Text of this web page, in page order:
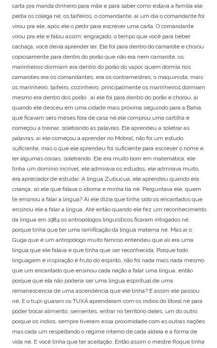
carta pra manda dinheiro para mãe e para saber como estava a família ele
pedia os colega né, os taifeiros, o comandante, ai um dia o comandante foi
virou pra ele, após ele o pedir para escrever uma carta. O comandante
virou pra ele e falou assim: engraçado, o tempo que você para beber
cachaça, você devia aprender ler. Ele foi para dentro do camarote e chorou
copiosamente para dentro do porão que não era nem camarote, os
marinheiros dormiam era dentro do porão do vapor, quem dormia nos
camarotes era os comandantes, era os contramestres, o maquinista, mais
os marinheiro, taifeiro, cozinheiro, principalmente os marinheiros dormiam
mesmo era dentro dos porão . ai ele foi para dentro do porão e chorou, ai
quando ele desceu em uma cidade mais próxima seguindo para a Bahia,
que ficavam seis meses fora de casa né,ele comprou uma cartilha e
começou a treinar, soletrando as palavras. Ele aprendeu a soletrar as
palavras, ai ele começou a aprender no Mobral, não foi um estudo
suficiente, mas o que ele aprendeu foi suficiente para escrever o nome e
ler algumas coisas, soletrando. Ele era muito bom em matemática, ele
tinha um domínio incrível, ele admirava os estudos, ele admirava muito,
era apreciador de estudar. A língua Zubucuá, ele aprendeu quando era
criança, só ele que falava o idioma e minha tia né. Perguntava ele, quem
te ensinou a falar a língua? Ai ele dizia que tinha sido os encantados que
ensinou ele a falar a língua. Até então quando ele fez um reconhecimento
da língua em 1984 os antropólogos linguísticos ficaram intrigados né,
porque tinha que ter uma ramificação da língua materna né. Mas ai o
Guga que é um antropólogo muito famoso entendeu que ali era uma
língua que ele falava e que tinha que ser reconhecida. Porque todo
linguagem é inspiração é fruto do espirito, não foi nada mais nada mesmo
que um encantado que ensinou cada nação a falar uma língua, então
porque que ela não poderia ser uma língua espiritual de uma
remanescencia de uma ascendência que ele tinha? E assim ele passou
né. E o tupi-guarani os TUXÁ aprenderam com os índios do litoral né para
poder trocar alimento, sementes, entrar no território deles, um do outro.
porque os índios, sempre tiveram essa proximidade com as outras nações
mas cada um respeitando o regime interno de cada aldeia e a forma de
vida né. E você tinha que ter aceitação. Então assim o mestre Roque tinha